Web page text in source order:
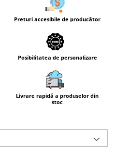
Prețuri accesibile de producător
Posibilitatea de personalizare
Livrare rapidă a produselor din
stoc